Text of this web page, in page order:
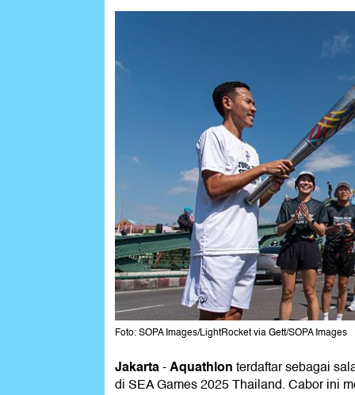
Foto: SOPA Images/LightRocket via Gett/SOPA Images
Jakarta-Aquathlonterdaftar sebagai
di SEA Games 2025 Thailand. Cabor ini